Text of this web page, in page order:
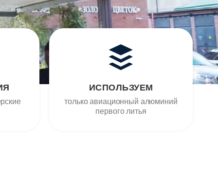
ИСПОЛЬЗУЕМ
только авиационный алюминий
первого литья